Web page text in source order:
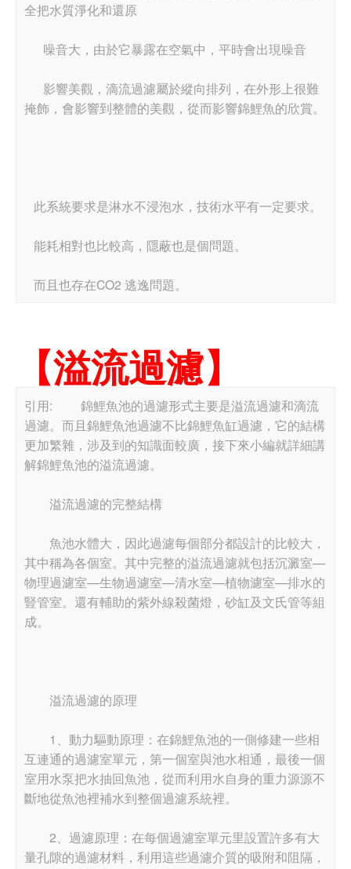
全把水質淨化和還原
噪音大，由於它暴露在空氣中，平時會出現噪音
影響美觀，滴流過濾屬於縱向排列，在外形上很難
掩飾，會影響到整體的美觀，從而影響錦鯉魚的欣賞。
此系統要求是淋水不浸泡水，技術水平有一定要求。
能耗相對也比較高，隱蔽也是個問題。
而且也存在CO2 逃逸問題。
【溢流過濾】
引用: 錦鯉魚池的過濾形式主要是溢流過濾和滴流
過濾。而且錦鯉魚池過濾不比錦鯉魚缸過濾，它的結構
更加繁雜，涉及到的知識面較廣，接下來小編就詳細講
解錦鯉魚池的溢流過濾。
溢流過濾的完整結構
魚池水體大，因此過濾每個部分都設計的比較大，
其中稱為各個室。其中完整的溢流過濾就包括沉澱室—
物理過濾室—生物過濾室—清水室—植物濾室—排水的
豎管室。還有輔助的紫外線殺菌燈，砂缸及文氏管等組
成。
溢流過濾的原理
1、動力驅動原理：在錦鯉魚池的一側修建一些相
互連通的過濾室單元，第一個室與池水相通，最後一個
室用水泵把水抽回魚池，從而利用水自身的重力源源不
斷地從魚池裡補水到整個過濾系統裡。
2、過濾原理：在每個過濾室單元里設置許多有大
量孔隙的過濾材料，利用這些過濾介質的吸附和阻隔，